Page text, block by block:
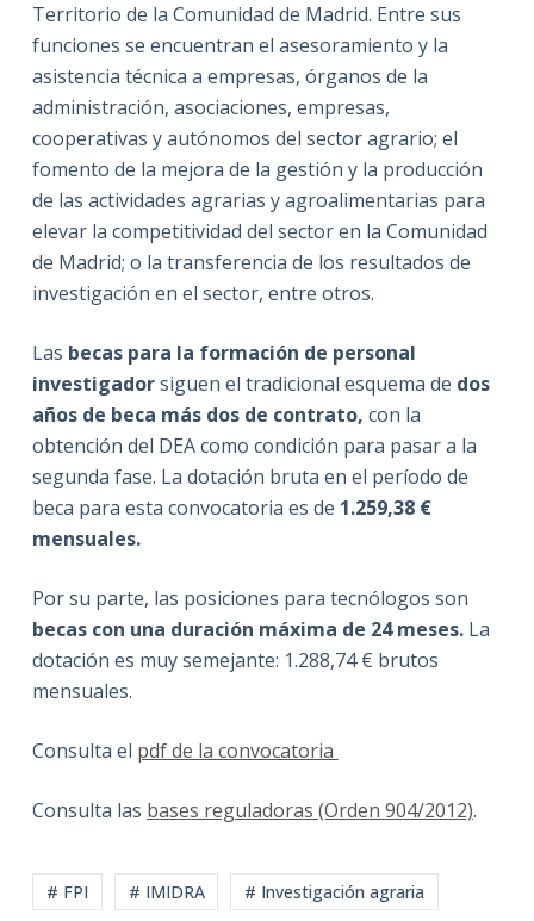
Territorio de la Comunidad de Madrid. Entre sus
funciones se encuentran el asesoramiento y la
asistencia técnica a empresas, órganos de la
administración, asociaciones, empresas,
cooperativas y autónomos del sector agrario; el
fomento de la mejora de la gestión y la producción
de las actividades agrarias y agroalimentarias para
elevar la competitividad del sector en la Comunidad
de Madrid; o la transferencia de los resultados de
investigación en el sector, entre otros.
Las becas para la formación de personal
investigadorsiguen el tradicional esquema de dos
años de beca más dos de contrato, con la
obtención del DEA como condición para pasar a la
segunda fase. La dotación bruta en el período de
beca para esta convocatoria es de 1.259,38 €
mensuales.
Por su parte, las posiciones para tecnólogos son
becas con una duración máxima de 24 meses. La
dotación es muy semejante: 1.288,74 € brutos
mensuales.
Consulta el pdf de la convocatoria
Consulta las bases reguladoras (Orden 904/2012).
# FPI # IMIDRA # Investigación agraria